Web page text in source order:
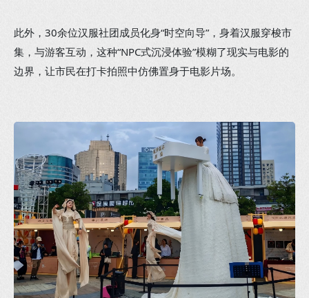
此外，30余位汉服社团成员化身“时空向导”，身着汉服穿梭市
集，与游客互动，这种“NPC式沉浸体验”模糊了现实与电影的
边界，让市民在打卡拍照中仿佛置身于电影片场。